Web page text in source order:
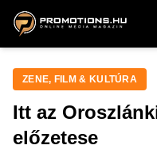
ZENE, FILM & KULT
ZENE, FILM & KULTÚRA
Itt az
előzetese